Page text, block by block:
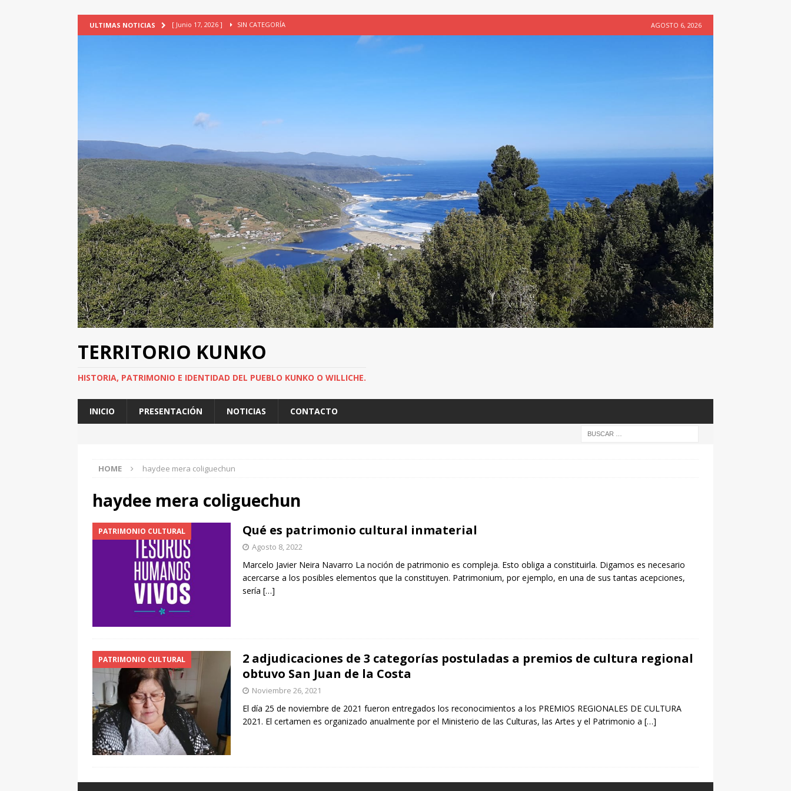
ULTIMAS NOTICIAS [ Junio 17, 2026 ] SIN CATEGORÍA
DEFENSA DE LA CHICHA DE MANZANA EN PUERTO VARAS PATRIMONIO CULTURAL
Lagos, Chile
[ Julio 23, 2026 ]
AGOSTO 6, 2026
TERRITORIO KUNKO
HISTORIA, PATRIMONIO E IDENTIDAD DEL PUEBLO KUNKO O WILLICHE.
INICIO PRESENTACIÓN NOTICIAS CONTACTO
HOME haydee mera coliguechun
haydee mera coliguechun
PATRIMONIO CULTURAL Qué es patrimonio cultural inmaterial
Agosto 8, 2022
Marcelo Javier Neira Navarro La noción de patrimonio es compleja. Esto obliga a constituirla. Digamos es necesario
acercarse a los posibles elementos que la constituyen. Patrimonium, por ejemplo, en una de sus tantas acepciones,
sería […]
PATRIMONIO CULTURAL
2 adjudicaciones de 3 categorías postuladas a premios de cultura regional
obtuvo San Juan de la Costa
Noviembre 26, 2021
El día 25 de noviembre de 2021 fueron entregados los reconocimientos a los PREMIOS REGIONALES DE CULTURA
2021. El certamen es organizado anualmente por el Ministerio de las Culturas, las Artes y el Patrimonio a […]